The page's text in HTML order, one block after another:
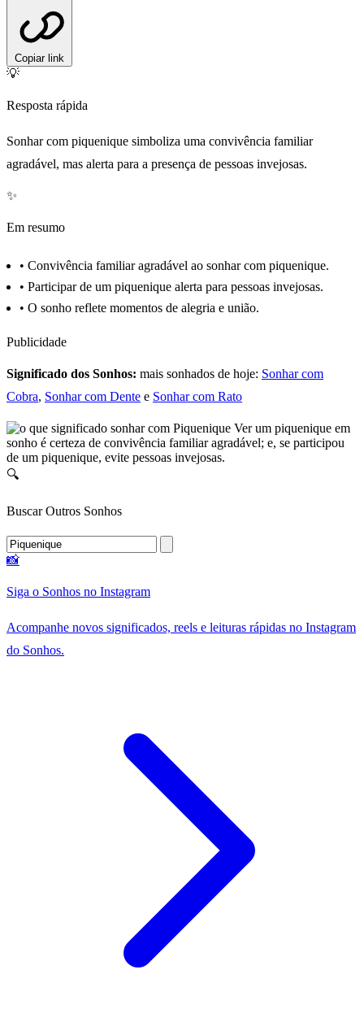
Copiar link
💡
Resposta rápida
Sonhar com piquenique simboliza uma convivência familiar
agradável, mas alerta para a presença de pessoas invejosas.
✨
Em resumo
• Convivência familiar agradável ao sonhar com piquenique.
• Participar de um piquenique alerta para pessoas invejosas.
• O sonho reflete momentos de alegria e união.
Publicidade
Significado dos Sonhos: mais sonhados de hoje: Sonhar com
Cobra, Sonhar com Dente e Sonhar com Rato
Ver um piquenique em
sonho é certeza de convivência familiar agradável; e, se participou
de um piquenique, evite pessoas invejosas.
🔍
Buscar Outros Sonhos
📸
Siga o Sonhos no Instagram
Acompanhe novos significados, reels e leituras rápidas no Instagram
do Sonhos.